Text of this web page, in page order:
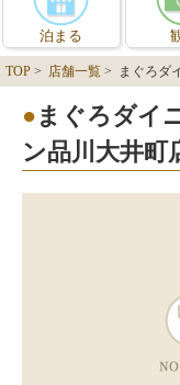
泊まる
TOP > 店舗一覧 > まぐろダ
まぐろダイ
ン品川大井町